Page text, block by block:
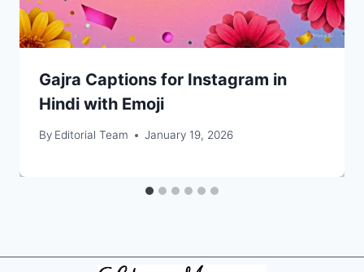
Gajra Captions for Instagram in
Hindi with Emoji
By Editorial Team January 19, 2026